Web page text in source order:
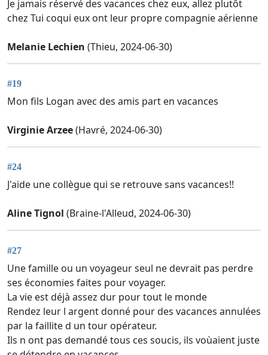
Je jamais réservé des vacances chez eux, allez plutôt
chez Tui coqui eux ont leur propre compagnie aérienne
Melanie Lechien (Thieu, 2024-06-30)
#19
Mon fils Logan avec des amis part en vacances
Virginie Arzee(Havré, 2024-06-30)
#24
J'aide une collègue qui se retrouve sans vacances!!
Aline Tignol (Braine-l'Alleud, 2024-06-30)
#27
Une famille ou un voyageur seul ne devrait pas perdre
ses économies faites pour voyager.
La vie est déjà assez dur pour tout le monde
Rendez leur l argent donné pour des vacances annulées
par la faillite d un tour opérateur.
Ils n ont pas demandé tous ces soucis, ils voùaient juste